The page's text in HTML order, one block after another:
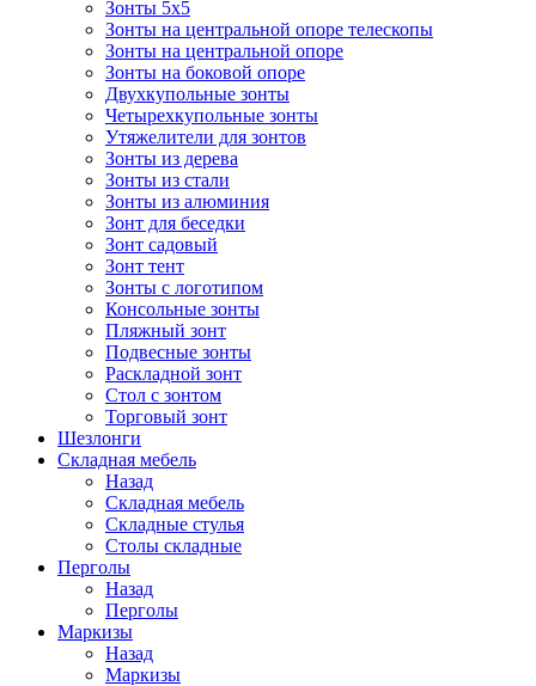
Зонты 5х5
Зонты на центральной опоре телескопы
Зонты на центральной опоре
Зонты на боковой опоре
Двухкупольные зонты
Четырехкупольные зонты
Утяжелители для зонтов
Зонты из дерева
Зонты из стали
Зонты из алюминия
Зонт для беседки
Зонт садовый
Зонт тент
Зонты с логотипом
Консольные зонты
Пляжный зонт
Подвесные зонты
Раскладной зонт
Стол с зонтом
Торговый зонт
Шезлонги
Складная мебель
Назад
Складная мебель
Складные стулья
Столы складные
Перголы
Назад
Перголы
Маркизы
Назад
Маркизы